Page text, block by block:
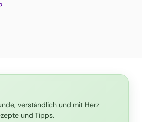
verständlich und mit Herz
und Tipps.